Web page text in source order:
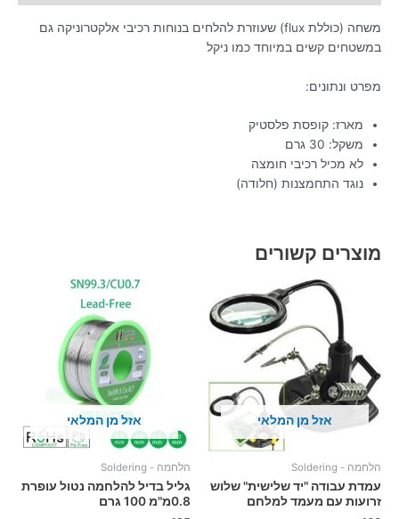
משחה (כוללת flux) שעוזרת להלחים בנוחות רכיבי אלקטרוניקה גם
במשטחים קשים במיוחד כמו ניקל
מפרט ונתונים:
מארז: קופסת פלסטיק
משקל: 30 גרם
לא מכיל רכיבי חומצה
נוגד התחמצנות (חלודה)
מוצרים קשורים
אזל מן המלאי
הלחמה - Soldering
עמדת עבודה "יד שלישית" שלוש
זרועות עם מעמד למלחם
אזל מן המלאי
הלחמה - Soldering
גליל בדיל להלחמה נטול עופרת
0.8מ"מ 100 גרם